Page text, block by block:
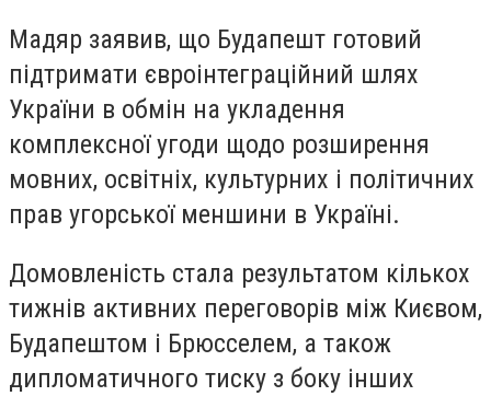
Мадяр заявив, що Будапешт готовий
підтримати євроінтеграційний шлях
України в обмін на укладення
комплексної угоди щодо розширення
мовних, освітніх, культурних і політичних
прав угорської меншини в Україні.
Домовленість стала результатом кількох
тижнів активних переговорів між Києвом,
Будапештом і Брюсселем, а також
дипломатичного тиску з боку інших